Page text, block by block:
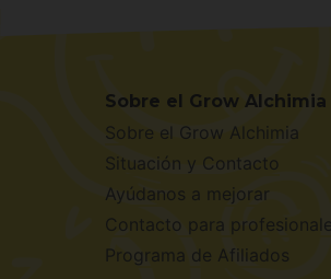
Sobre el Grow Alchimia
Sobre el Grow Alchimia
Situación y Contacto
Ayúdanos a mejorar
Contacto para
Programa de Afiliados